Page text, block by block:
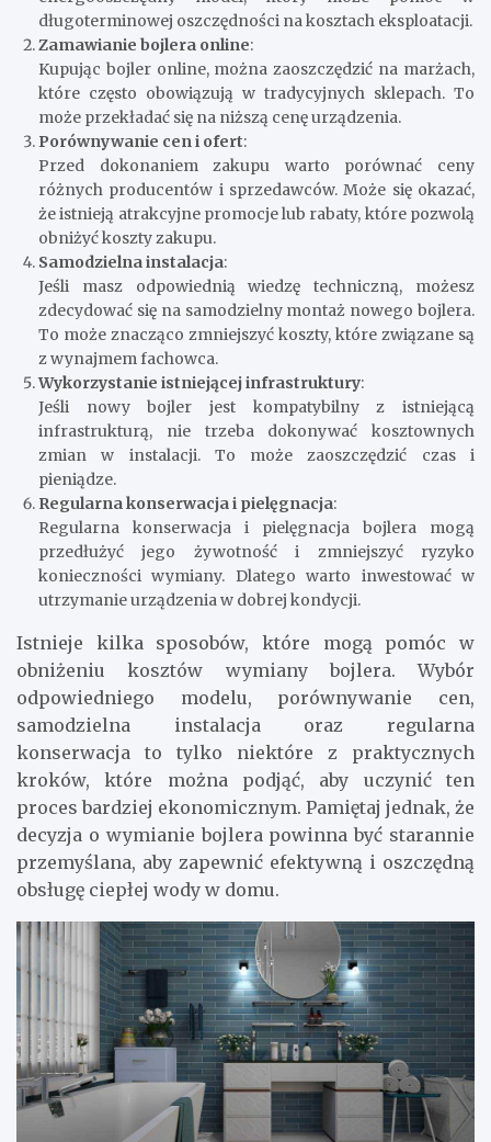
długoterminowej oszczędności na kosztach eksploatacji.
Zamawianie bojlera online:
Kupując bojler online, można zaoszczędzić na marżach,
które często obowiązują w tradycyjnych sklepach. To
może przekładać się na niższą cenę urządzenia.
Porównywanie cen i ofert:
Przed dokonaniem zakupu warto porównać ceny
różnych producentów i sprzedawców. Może się okazać,
że istnieją atrakcyjne promocje lub rabaty, które pozwolą
obniżyć koszty zakupu.
Samodzielna instalacja:
Jeśli masz odpowiednią wiedzę techniczną, możesz
zdecydować się na samodzielny montaż nowego bojlera.
To może znacząco zmniejszyć koszty, które związane są
z wynajmem fachowca.
Wykorzystanie istniejącej infrastruktury:
Jeśli nowy bojler jest kompatybilny z istniejącą
infrastrukturą, nie trzeba dokonywać kosztownych
zmian w instalacji. To może zaoszczędzić czas i
pieniądze.
Regularna konserwacja i pielęgnacja:
Regularna konserwacja i pielęgnacja bojlera mogą
przedłużyć jego żywotność i zmniejszyć ryzyko
konieczności wymiany. Dlatego warto inwestować w
utrzymanie urządzenia w dobrej kondycji.
Istnieje kilka sposobów, które mogą pomóc w
obniżeniu kosztów wymiany bojlera. Wybór
odpowiedniego modelu, porównywanie cen,
samodzielna instalacja oraz regularna
konserwacja to tylko niektóre z praktycznych
kroków, które można podjąć, aby uczynić ten
proces bardziej ekonomicznym. Pamiętaj jednak, że
decyzja o wymianie bojlera powinna być starannie
przemyślana, aby zapewnić efektywną i oszczędną
obsługę ciepłej wody w domu.